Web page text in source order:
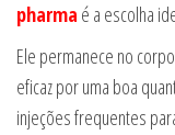
pharma é a escolha
Ele permanece no
eficaz por uma boa
injeções frequentes